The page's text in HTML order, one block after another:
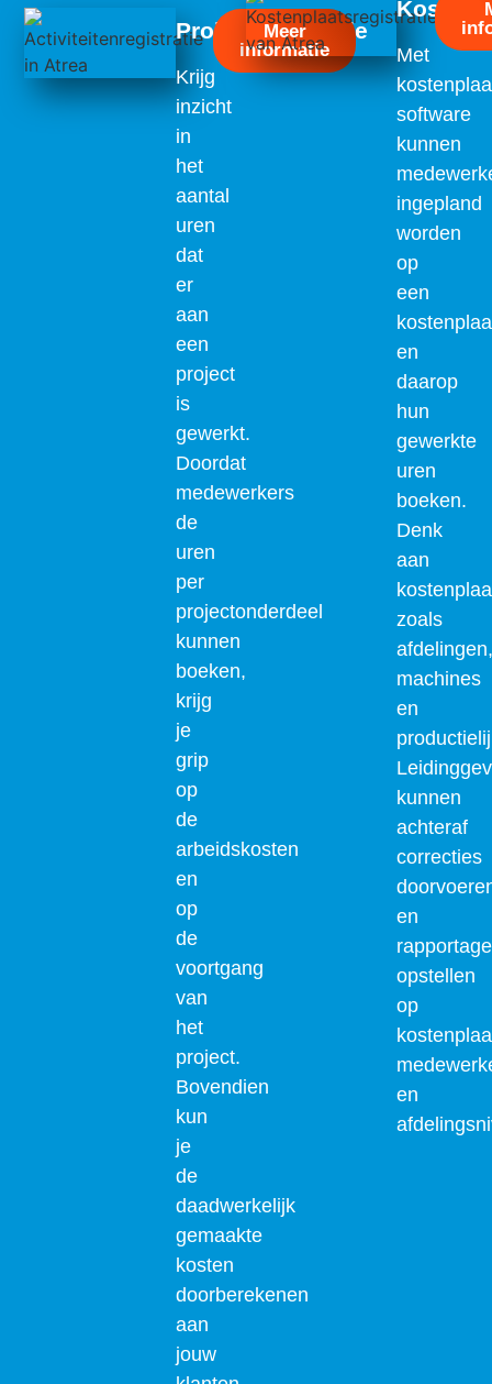
Projectregistratie
Krijg
inzicht
in
het
aantal
uren
dat
er
aan
een
project
is
gewerkt.
Doordat
medewerkers
de
uren
per
projectonderdeel
kunnen
boeken,
krijg
je
grip
op
de
arbeidskosten
en
op
de
voortgang
van
het
project.
Bovendien
kun
je
de
daadwerkelijk
gemaakte
kosten
doorberekenen
aan
jouw
Meer
informatie
Met
software
kunnen
ingepland
worden
op
een
en
daarop
hun
gewerkte
uren
boeken.
Denk
aan
zoals
machines
en
kunnen
achteraf
correcties
en
opstellen
op
en